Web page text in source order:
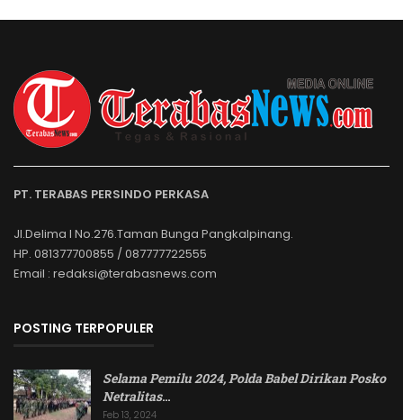
PT. TERABAS PERSINDO PERKASA
Jl.Delima I No.276.Taman Bunga Pangkalpinang.
HP. 081377700855 / 087777722555
Email : redaksi@terabasnews.com
POSTING TERPOPULER
Selama Pemilu 2024, Polda Babel Dirikan Posko
Netralitas…
Feb 13, 2024